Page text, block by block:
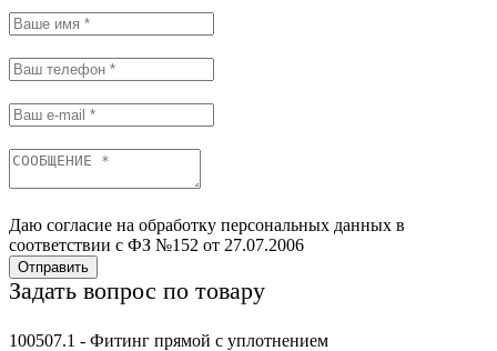
Даю согласие на обработку персональных данных в
соответствии с ФЗ №152 от 27.07.2006
Отправить
Задать вопрос по товару
100507.1 - Фитинг прямой с уплотнением